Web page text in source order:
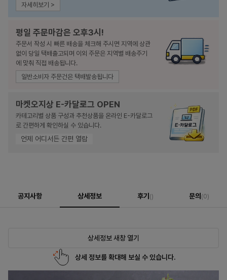
자세히보기 >
평일 주문마감은 오후3시!
주문서 작성 시 빠른 배송을 체크해 주시면 지역에 상관
없이 당일 택배출고되며 이외 주문은 지역별 배송주기
에 맞춰 직접 배송됩니다.
일반소비자 주문건은 택배발송됩니다
마켓오지상 E-카달로그 OPEN
카테고리별 상품 구성과 추천상품을 온라인 E-카달로그
로 간편하게 확인하실 수 있습니다.
언제 어디서든 간편 열람
공지사항 상세정보 후기 () 문의 (0)
상세정보 새창 열기
상세 정보를 확대해 보실 수 있습니다.